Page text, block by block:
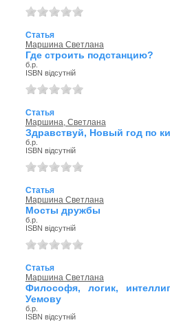
Статья
Маршина Светлана
Где строить подстанцию?
б.р.
ISBN відсутній
Статья
Маршина, Светлана
Здравствуй, Новый год по
б.р.
ISBN відсутній
Статья
Маршина Светлана
Мосты дружбы
б.р.
ISBN відсутній
Статья
Маршина Светлана
Философя, логик,
Уемову
б.р.
ISBN відсутній